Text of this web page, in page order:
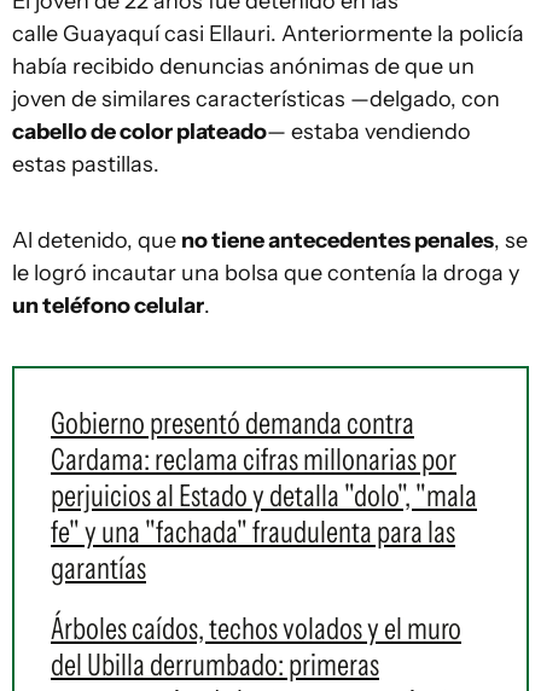
calle Guayaquí casi Ellauri. Anteriormente la policía
había recibido denuncias anónimas de que un
joven de similares características —delgado, con
cabello de color plateado— estaba vendiendo
estas pastillas.
Al detenido, que no tiene antecedentes penales, se
le logró incautar una bolsa que contenía la droga y
un teléfono celular.
Gobierno presentó demanda contra
Cardama: reclama cifras millonarias por
perjuicios al Estado y detalla "dolo", "mala
fe" y una "fachada" fraudulenta para las
garantías
Árboles caídos, techos volados y el muro
del Ubilla derrumbado: primeras